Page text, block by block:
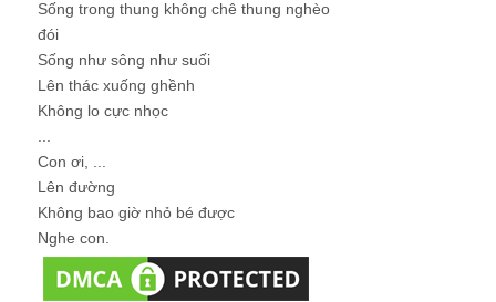
Sống trong thung không chê thung nghèo
đói
Sống như sông như suối
Lên thác xuống ghềnh
Không lo cực nhọc
Con ơi, ...
Lên đường
Không bao giờ nhỏ bé được
Nghe con.